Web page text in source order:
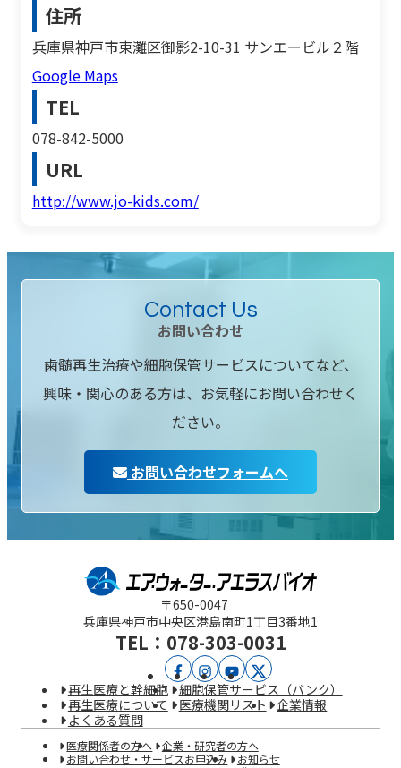
住所
兵庫県神戸市東灘区御影2-10-31 サンエービル２階
Google Maps
TEL
078-842-5000
URL
http://www.jo-kids.com/
Contact Us
お問い合わせ
歯髄再生治療や細胞保管サービスについてなど、
興味・関心のある方は、お気軽にお問い合わせく
ださい。
お問い合わせフォームへ
〒650-0047
兵庫県神戸市中央区港島南町1丁目3番地1
TEL：078-303-0031
ア
エ
ラ
ス
ア
エ
ラ
ス
YouTube
X
再生医療と幹細胞
細胞保管サービス（バンク）
再生医療について
医療機関リスト
企業情報
よくある質問
医療関係者の方へ
企業・研究者の方へ
お問い合わせ・サービスお申込み
お知らせ